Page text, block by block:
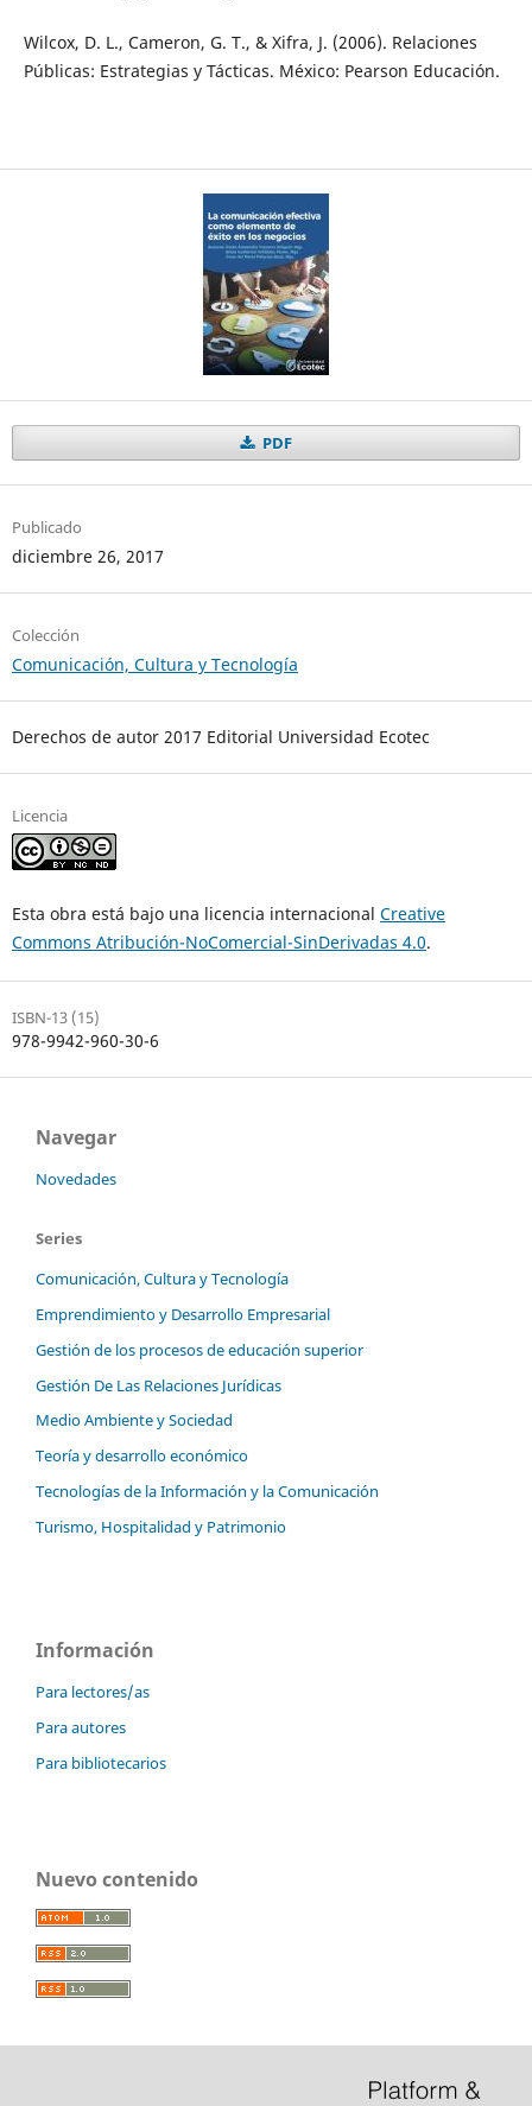
Wilcox, D. L., Cameron, G. T., & Xifra, J. (2006). Relaciones
Públicas: Estrategias y Tácticas. México: Pearson Educación.
PDF
Publicado
diciembre 26, 2017
Colección
Comunicación, Cultura y Tecnología
Derechos de autor 2017 Editorial Universidad Ecotec
Licencia
Esta obra está bajo una licencia internacional Creative
Commons Atribución-NoComercial-SinDerivadas 4.0.
ISBN-13 (15)
978-9942-960-30-6
Navegar
Novedades
Series
Comunicación, Cultura y Tecnología
Emprendimiento y Desarrollo Empresarial
Gestión de los procesos de educación superior
Gestión De Las Relaciones Jurídicas
Medio Ambiente y Sociedad
Teoría y desarrollo económico
Tecnologías de la Información y la Comunicación
Turismo, Hospitalidad y Patrimonio
Información
Para lectores/as
Para autores
Para bibliotecarios
Nuevo contenido